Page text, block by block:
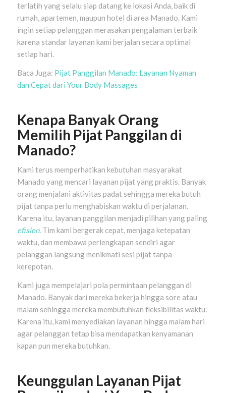
terlatih yang selalu siap datang ke lokasi Anda, baik di
rumah, apartemen, maupun hotel di area Manado. Kami
ingin setiap pelanggan merasakan pengalaman terbaik
karena standar layanan kami berjalan secara optimal
setiap hari.
Baca Juga: Pijat Panggilan Manado: Layanan Nyaman
dan Cepat dari Your Body Massages
Kenapa Banyak Orang
Memilih Pijat Panggilan di
Manado?
Kami terus memperhatikan kebutuhan masyarakat
Manado yang mencari layanan pijat yang praktis. Banyak
orang menjalani aktivitas padat sehingga mereka butuh
pijat tanpa perlu menghabiskan waktu di perjalanan.
Karena itu, layanan panggilan menjadi pilihan yang paling
efisien. Tim kami bergerak cepat, menjaga ketepatan
waktu, dan membawa perlengkapan sendiri agar
pelanggan langsung menikmati sesi pijat tanpa
kerepotan.
Kami juga mempelajari pola permintaan pelanggan di
Manado. Banyak dari mereka bekerja hingga sore atau
malam sehingga mereka membutuhkan fleksibilitas waktu.
Karena itu, kami menyediakan layanan hingga malam hari
agar pelanggan tetap bisa mendapatkan kenyamanan
kapan pun mereka butuhkan.
Keunggulan Layanan Pijat